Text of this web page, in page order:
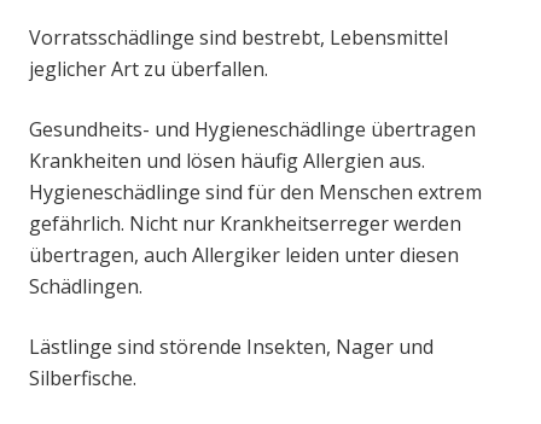
Vorratsschädlinge sind bestrebt, Lebensmittel
jeglicher Art zu überfallen.
Gesundheits- und Hygieneschädlinge übertragen
Krankheiten und lösen häufig Allergien aus.
Hygieneschädlinge sind für den Menschen extrem
gefährlich. Nicht nur Krankheitserreger werden
übertragen, auch Allergiker leiden unter diesen
Schädlingen.
Lästlinge sind störende Insekten, Nager und
Silberfische.